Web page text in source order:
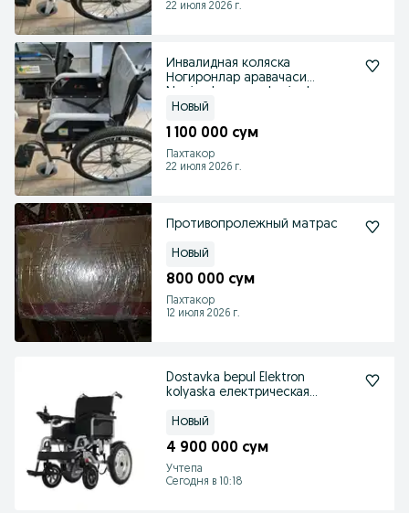
22 июля 2026 г.
Инвалидная коляска
Ногиронлар аравачаси
Новый
1 100 000 сум
Пахтакор
22 июля 2026 г.
Противопролежный матрас
Новый
800 000 сум
Пахтакор
12 июля 2026 г.
Dostavka bepul Elektron
kolyaska електрическая
Новый
4 900 000 сум
Учтепа
Сегодня в 10:18